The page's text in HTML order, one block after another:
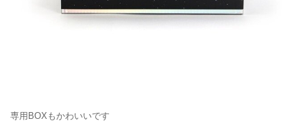
専用BOXもかわいいです